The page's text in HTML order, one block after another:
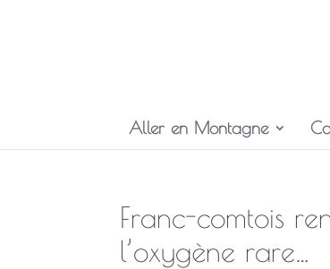
Aller en Montagne
Franc-comtois
l’oxygène rare…